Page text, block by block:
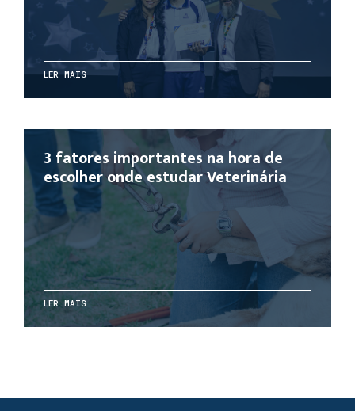
LER MAIS
3 fatores importantes na hora de
escolher onde estudar Veterinária
LER MAIS